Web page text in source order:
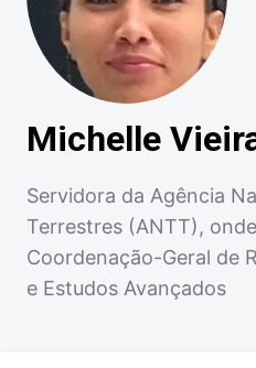
Michelle
Servidora da Agência
Terrestres (ANTT),
Coordenação-Geral de
e Estudos Avançados